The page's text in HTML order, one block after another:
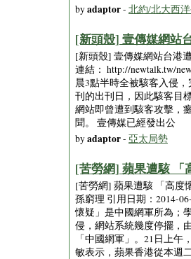
byadaptor- 北約/北大西
[新頭殼] 壹傳媒網站
[新頭殼] 壹傳媒網站台港
連結： http://newtalk.tw/
晨3點半時全被駭客入侵
刊的出刊日，因此駭客目
網站即曾遭到駭客攻擊，
聞。 壹傳媒已經發出公
byadaptor- 亞太局勢
[苦勞網] 蘋果遭駭 「
[苦勞網] 蘋果遭駭 「高度
孫窮理 引用日期：2014-
懷疑」是中國網軍所為；
侵，網站系統幾度停擺，
「中國網軍」。21日上
敏表示，蘋果香港從本週